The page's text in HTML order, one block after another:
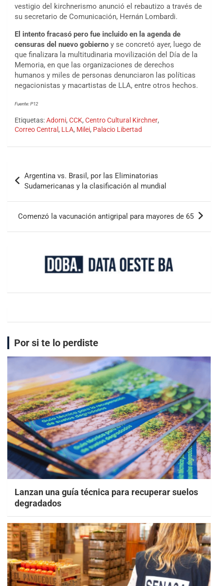
vestigio del kirchnerismo anunció el rebautizo a través de
su secretario de Comunicación, Hernán Lombardi.
El intento fracasó pero fue incluido en la agenda de
censuras del nuevo gobierno y se concretó ayer, luego de
que finalizara la multitudinaria movilización del Día de la
Memoria, en que las organizaciones de derechos
humanos y miles de personas denunciaron las políticas
negacionistas y macartistas de LLA, entre otros hechos.
Fuente: P12
Etiquetas:Adorni, CCK, Centro Cultural Kirchner,
Correo Central , LLA, Milei, Palacio Libertad
Argentina vs. Brasil, por las Eliminatorias
Sudamericanas y la clasificación al mundial
Comenzó la vacunación antigripal para mayores de 65
Por si te lo perdiste
Lanzan una guía técnica para recuperar suelos
degradados